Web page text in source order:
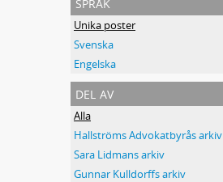
Unika poster
Svenska
Engelska
del av
Alla
Hallströms Advokatbyrås arkiv
Sara Lidmans arkiv
Gunnar Kulldorffs arkiv